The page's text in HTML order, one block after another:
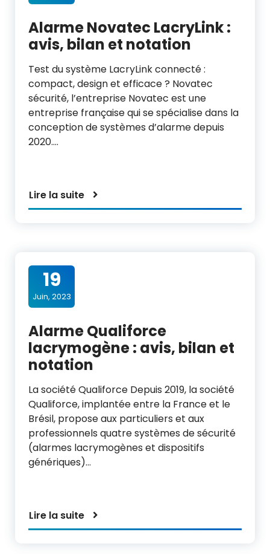
Alarme Novatec LacryLink :
avis, bilan et notation
Test du système LacryLink connecté :
compact, design et efficace ? Novatec
sécurité, l’entreprise Novatec est une
entreprise française qui se spécialise dans la
conception de systèmes d’alarme depuis
2020.…
Lire la suite
19
Juin, 2023
Alarme Qualiforce
lacrymogène : avis, bilan et
notation
La société Qualiforce Depuis 2019, la société
Qualiforce, implantée entre la France et le
Brésil, propose aux particuliers et aux
professionnels quatre systèmes de sécurité
(alarmes lacrymogènes et dispositifs
génériques)…
Lire la suite